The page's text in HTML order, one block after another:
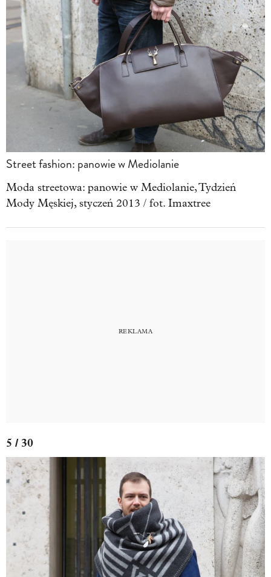
Street fashion: panowie w Mediolanie
Moda streetowa: panowie w Mediolanie, Tydzień
Mody Męskiej, styczeń 2013 / fot. Imaxtree
5 / 30